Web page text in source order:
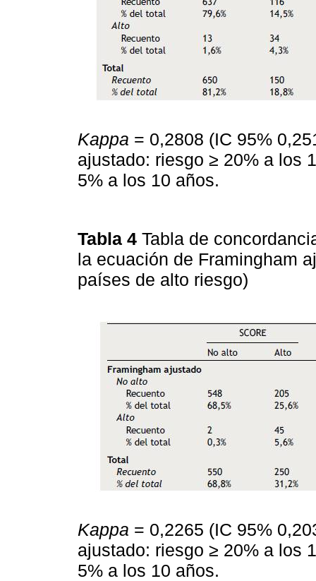
Kappa = 0,2808 (IC 95%
ajustado: riesgo ≥ 20% a los
5% a los 10 años.
Tabla 4 Tabla de
la ecuación de Framingham
países de alto riesgo)
Kappa = 0,2265 (IC 95%
ajustado: riesgo ≥ 20% a los
5% a los 10 años.